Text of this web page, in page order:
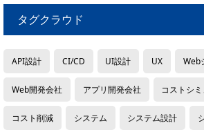
タグクラウド
API設計 CI/CD UI設計 UX Web
Web開発会社 アプリ開発会社 コストシ
コスト削減 システム システム設計